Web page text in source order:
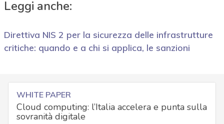
Leggi anche:
Direttiva NIS 2 per la sicurezza delle infrastrutture
critiche: quando e a chi si applica, le sanzioni
WHITE PAPER
Cloud computing: l’Italia accelera e punta sulla
sovranità digitale